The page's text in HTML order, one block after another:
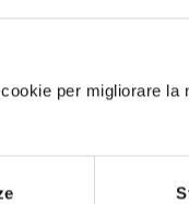
per migliorare